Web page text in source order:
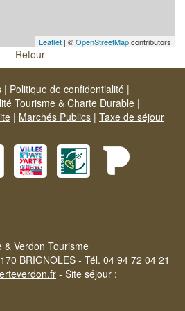
Leaflet | ©OpenStreetMapcontributors
Retour
| Politique de confidentialité |
Tourisme & Charte Durable |
| Marchés Publics | Taxe de séjour
& Verdon Tourisme
BRIGNOLES - Tél. 04 94 72 04 21
- Site séjour :